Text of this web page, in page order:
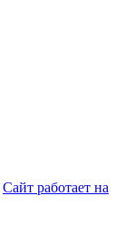
Сайт работает на